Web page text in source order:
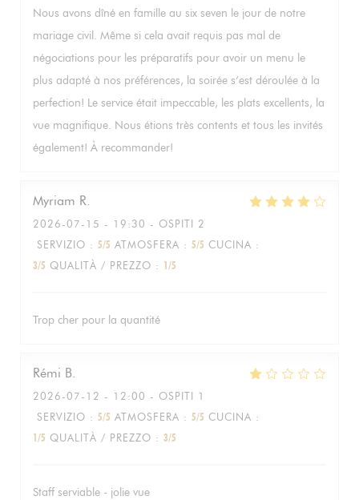
Nous avons dîné en famille au six seven le jour de notre
mariage civil. Même si cela avait requis pas mal de
négociations pour les préparatifs pour avoir un menu le
plus adapté à nos préférences, la soirée s’est déroulée à la
perfection! Le service était impeccable, les plats excellents, la
vue magnifique. Nous étions très contents et tous les invités
également! À recommander!
Myriam R
2026-07-15 - 19:30 - OSPITI 2
SERVIZIO : 5/5 ATMOSFERA : 5/5 CUCINA :
3/5 QUALITÀ / PREZZO : 1/5
Trop cher pour la quantité
Rémi B
2026-07-12 - 12:00 - OSPITI 1
SERVIZIO : 5/5 ATMOSFERA : 5/5 CUCINA :
1/5 QUALITÀ / PREZZO : 3/5
Staff serviable - jolie vue